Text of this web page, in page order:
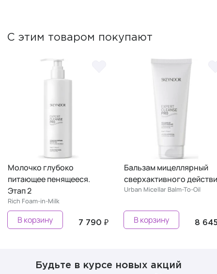
С этим товаром покупают
Молочко глубоко
питающее пенящееся.
Этап 2
Rich Foam-in-Milk
7 790 ₽
В корзину
Бальзам мицеллярный
сверхактивного
Urban Micellar Balm-To-Oil
8
В корзину
Будьте в курсе новых акций